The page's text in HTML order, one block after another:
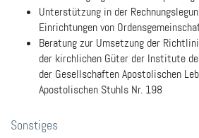
Unterstützung in der
Einrichtungen von
Beratung zur Umsetzung der
der kirchlichen Güter der Institute
der Gesellschaften Apostolischen
Apostolischen Stuhls Nr. 198
Sonstiges